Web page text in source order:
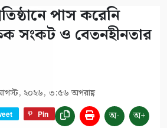
পাস করেনি
সংকট ও বেতনহীনতার
২০২৬, ৩:৫৬ অপরাহ্ণ
Pin অ- অ+